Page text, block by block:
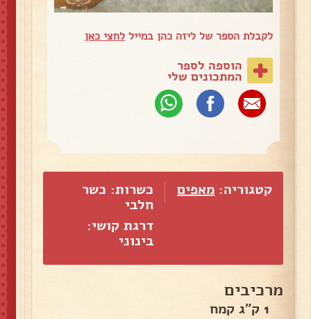
לקבלת הספר של ליזה כהן במייללחצי כאן
הוספה לספר
המתכונים שלי
קטגוריה: מאפים
כשרות: כשר
חלבי
דרגת קושי:
בינוני
מרכיבים
1 ק"ג קמח